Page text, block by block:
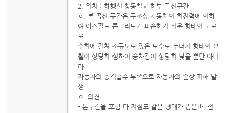
2. 위치 : 하행선 창동철교 하부 곡선구간
ㅇ. 본 곡선 구간은 구조상 자동차의 회전력에 의하
여 아스팔트 콘크리트가 파손하기 쉬운 형태의 도로
로
수회에 걸쳐 소규모로 잦은 보수로 누더기 형태의 요
철이 상당히 심하여 승차감이 상당히 낮을 뿐만 아니
라
자동차의 충격흡수 부족으로 자동차의 손상 피해 발
생
ㅇ. 의견
- 본구간을 포함 타 지점도 같은 형태가 많은바, 전